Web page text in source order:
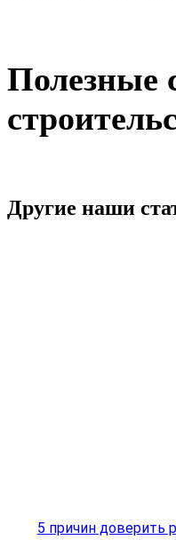
Полезные
Другие наши
5 причин доверить